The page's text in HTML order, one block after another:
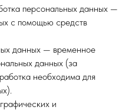
персональных данных —
с помощью средств
данных — временное
данных (за
необходима для
и